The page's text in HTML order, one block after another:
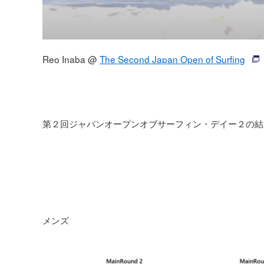
Reo Inaba @ The Second Japan Open of Surfing
第２回ジャパンオープンオブサーフィン・デイー２の
メンズ